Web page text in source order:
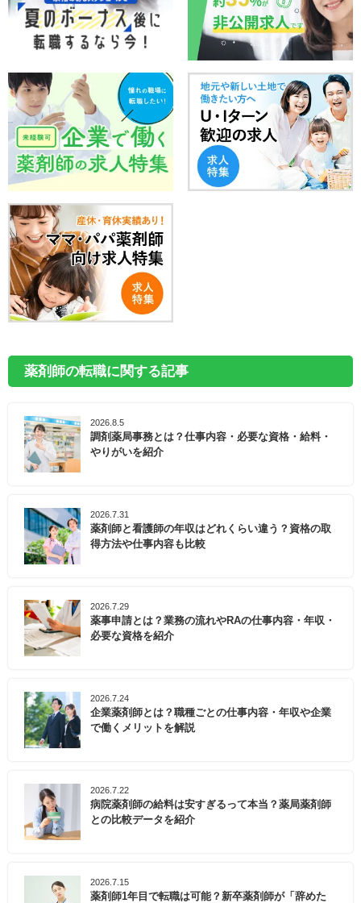
薬剤師の転職に関する記事
2026.8.5
調剤薬局事務とは？仕事内容・必要な資格・給料・
やりがいを紹介
2026.7.31
薬剤師と看護師の年収はどれくらい違う？資格の取
得方法や仕事内容も比較
2026.7.29
薬事申請とは？業務の流れやRAの仕事内容・年収・
必要な資格を紹介
2026.7.24
企業薬剤師とは？職種ごとの仕事内容・年収や企業
で働くメリットを解説
2026.7.22
病院薬剤師の給料は安すぎるって本当？薬局薬剤師
との比較データを紹介
2026.7.15
薬剤師1年目で転職は可能？新卒薬剤師が「辞めた